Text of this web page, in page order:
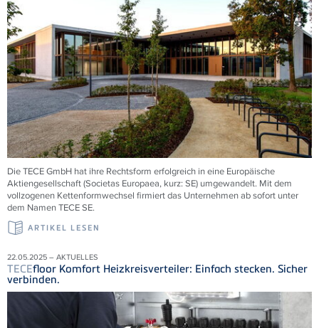
DieTECEGmbH hat ihre Rechtsform erfolgreich in eine Europäische
Aktiengesellschaft (Societas Europaea, kurz: SE) umgewandelt. Mit dem
vollzogenen Kettenformwechsel firmiert das Unternehmen ab sofort unter
dem NamenTECESE.
ARTIKEL LESEN
22.05.2025 – AKTUELLES
TECEfloor Komfort Heizkreisverteiler: Einfach stecken. Sicher
verbinden.